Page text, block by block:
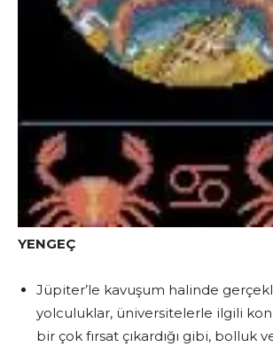
YENGEÇ
Jüpiter’le kavuşum halinde
yolculuklar, üniversitelerle ilgili
bir çok fırsat çıkardığı gibi, bolluk